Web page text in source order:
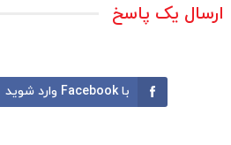
ارسال یک پاسخ
با Facebook وارد شوید